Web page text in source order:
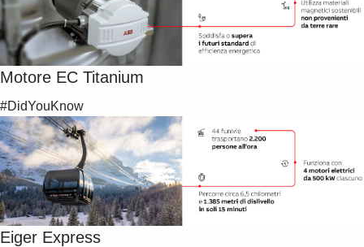
Motore EC Titanium
#DidYouKnow
Eiger Express